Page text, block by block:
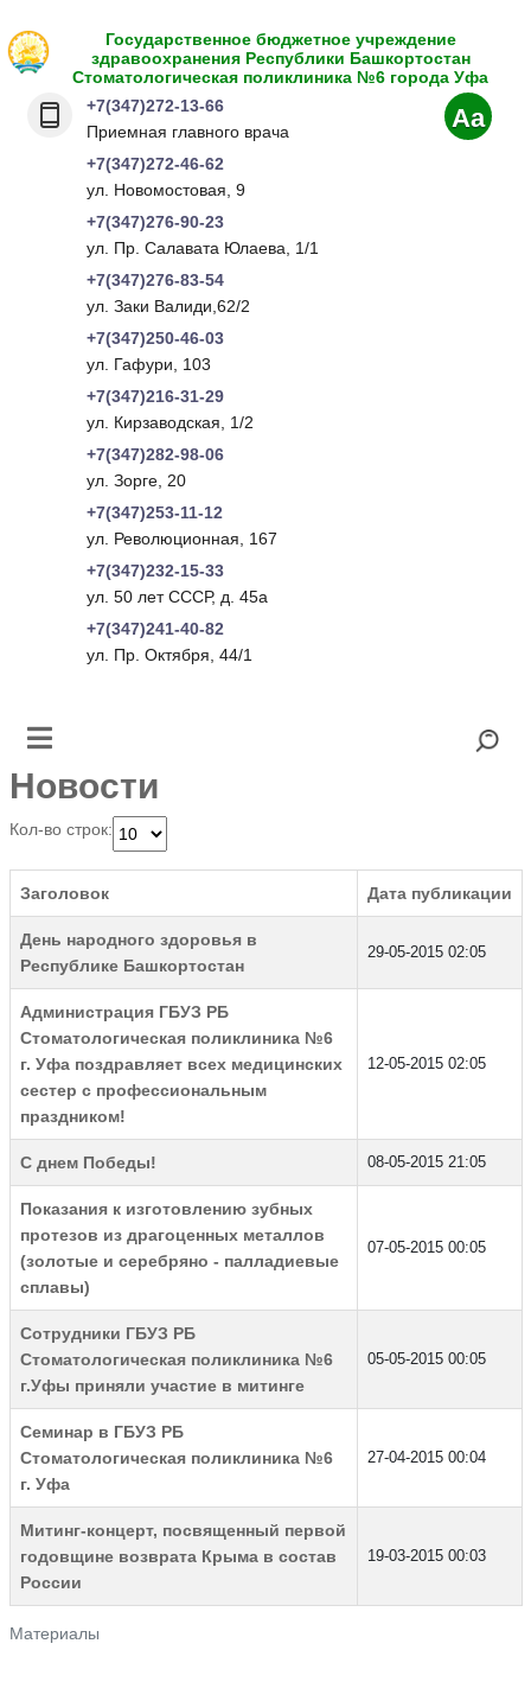
Государственное бюджетное учреждение
здравоохранения Республики Башкортостан
Стоматологическая поликлиника №6 города Уфа
+7(347)272-13-66
Приемная главного врача
+7(347)272-46-62
ул. Новомостовая, 9
+7(347)276-90-23
ул. Пр. Салавата Юлаева, 1/1
+7(347)276-83-54
ул. Заки Валиди,62/2
+7(347)250-46-03
ул. Гафури, 103
+7(347)216-31-29
ул. Кирзаводская, 1/2
+7(347)282-98-06
ул. Зорге, 20
+7(347)253-11-12
ул. Революционная, 167
+7(347)232-15-33
ул. 50 лет СССР, д. 45а
+7(347)241-40-82
ул. Пр. Октября, 44/1
Aa
Новости
Кол-во строк:
Материалы
Заголовок Дата публикации
День народного здоровья в
Республике Башкортостан
29-05-2015 02:05
Администрация ГБУЗ РБ
Стоматологическая поликлиника №6
г. Уфа поздравляет всех медицинских
сестер с профессиональным
праздником!
12-05-2015 02:05
C днем Победы! 08-05-2015 21:05
Показания к изготовлению зубных
протезов из драгоценных металлов
(золотые и серебряно - палладиевые
сплавы)
07-05-2015 00:05
Сотрудники ГБУЗ РБ
Стоматологическая поликлиника №6
г.Уфы приняли участие в митинге
05-05-2015 00:05
Семинар в ГБУЗ РБ
Стоматологическая поликлиника №6
г. Уфа
27-04-2015 00:04
Митинг-концерт, посвященный первой
годовщине возврата Крыма в состав
России
19-03-2015 00:03